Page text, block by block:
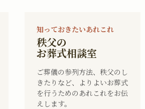
知っておきたいあれこれ
秩父の
お葬式相談室
ご葬儀の参列方法、秩父のし
きたりなど、よりよいお葬式
を行うためのあれこれをお伝
えします。